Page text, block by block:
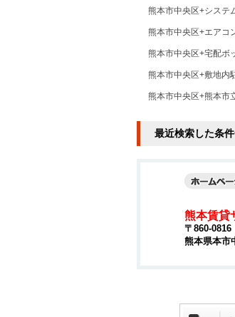
熊本市中央区+システ
熊本市中央区+エアコ
熊本市中央区+宅配ボ
熊本市中央区+敷地内
熊本市中央区+熊本市
最近検索した条
熊本賃貸
〒860-0816
熊本県本市